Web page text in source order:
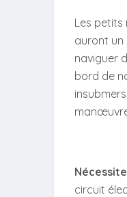
Les petits
auront un
naviguer
bord de
circuit